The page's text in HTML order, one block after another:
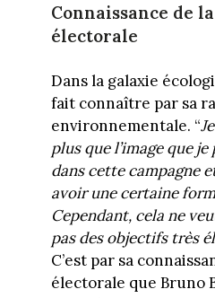
Connaissance de
électorale
Dans la galaxie
fait connaître par sa
environnementale. “
plus que l’image que
dans cette campagne
avoir une certaine
Cependant, cela ne
pas des objectifs très
C’est par sa
électorale que Bruno